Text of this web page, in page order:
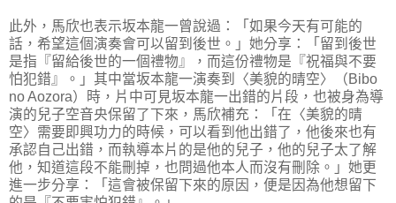
此外，馬欣也表示坂本龍一曾說過：「如果今天有可能的
話，希望這個演奏會可以留到後世。」她分享：「留到後世
是指『留給後世的一個禮物』，而這份禮物是『祝福與不要
怕犯錯』。」其中當坂本龍一演奏到〈美貌的晴空〉（Bibo
no Aozora）時，片中可見坂本龍一出錯的片段，也被身為導
演的兒子空音央保留了下來，馬欣補充：「在〈美貌的晴
空〉需要即興功力的時候，可以看到他出錯了，他後來也有
承認自己出錯，而執導本片的是他的兒子，他的兒子太了解
他，知道這段不能刪掉，也問過他本人而沒有刪除。」她更
進一步分享：「這會被保留下來的原因，便是因為他想留下